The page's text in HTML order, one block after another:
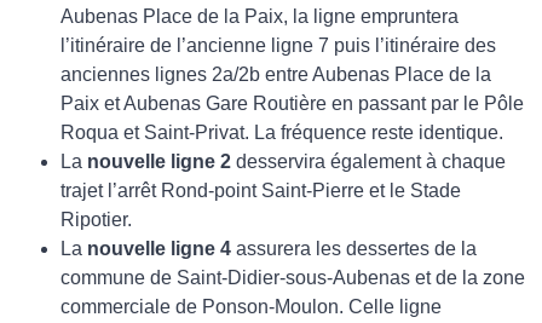
Aubenas Place de la Paix, la ligne empruntera
l’itinéraire de l’ancienne ligne 7 puis l’itinéraire des
anciennes lignes 2a/2b entre Aubenas Place de la
Paix et Aubenas Gare Routière en passant par le Pôle
Roqua et Saint-Privat. La fréquence reste identique.
La nouvelle ligne 2 desservira également à chaque
trajet l’arrêt Rond-point Saint-Pierre et le Stade
Ripotier.
La nouvelle ligne 4 assurera les dessertes de la
commune de Saint-Didier-sous-Aubenas et de la zone
commerciale de Ponson-Moulon. Celle ligne